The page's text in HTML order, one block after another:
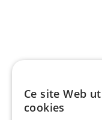
Ce site Web
cookies